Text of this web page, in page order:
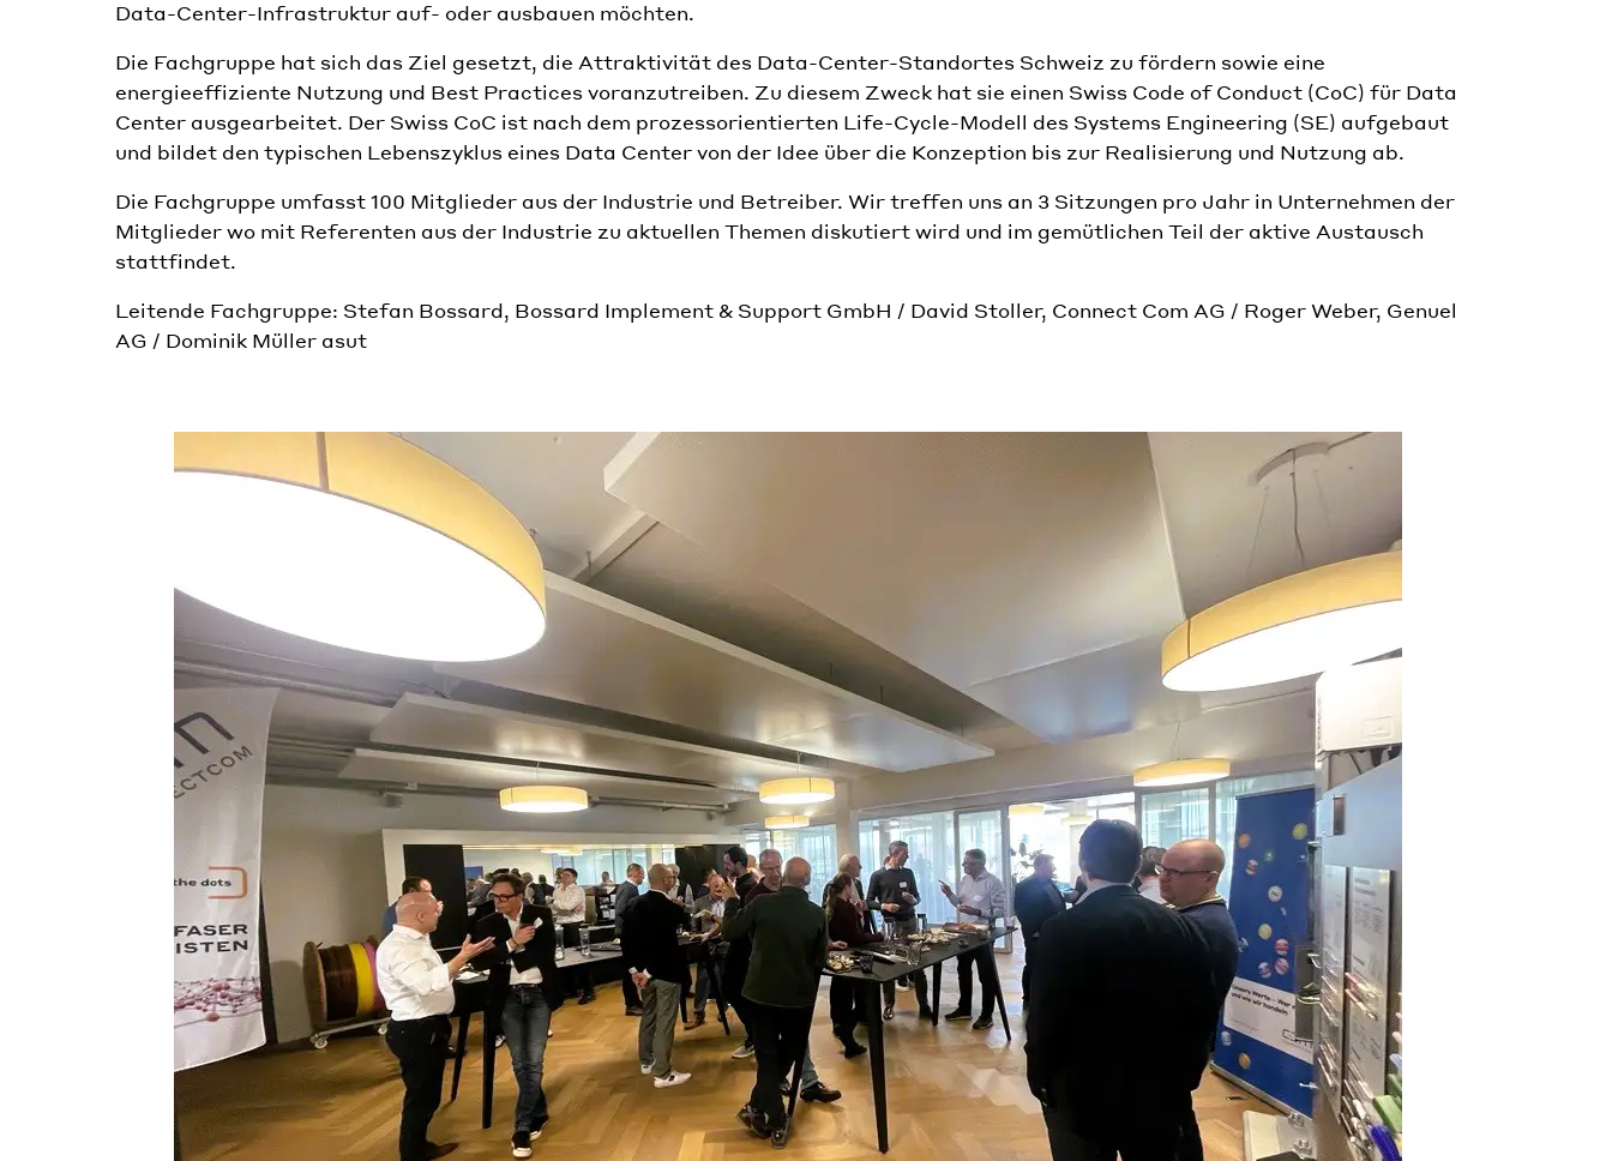
Data-Center-Infrastruktur auf- oder ausbauen möchten.
Die Fachgruppe hat sich das Ziel gesetzt, die Attraktivität des Data-Center-Standortes Schweiz zu fördern sowie eine
energieeffiziente Nutzung und Best Practices voranzutreiben. Zu diesem Zweck hat sie einen Swiss Code of Conduct (CoC) für Data
Center ausgearbeitet. Der Swiss CoC ist nach dem prozessorientierten Life-Cycle-Modell des Systems Engineering (SE) aufgebaut
und bildet den typischen Lebenszyklus eines Data Center von der Idee über die Konzeption bis zur Realisierung und Nutzung ab.
Die Fachgruppe umfasst 100 Mitglieder aus der Industrie und Betreiber. Wir treffen uns an 3 Sitzungen pro Jahr in Unternehmen der
Mitglieder wo mit Referenten aus der Industrie zu aktuellen Themen diskutiert wird und im gemütlichen Teil der aktive Austausch
stattfindet.
Leitende Fachgruppe: Stefan Bossard, Bossard Implement & Support GmbH / David Stoller, Connect Com AG / Roger Weber, Genuel
AG / Dominik Müller asut